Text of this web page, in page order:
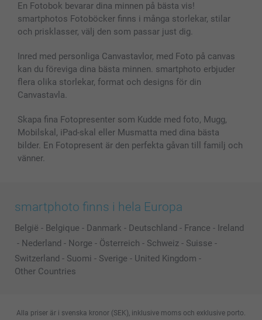
Skal till Mobil & Surfplatta
MyNameBook
Fotoramar & Tillbehör
Presentkort
Alla fotoprodukter
Sitemap
Villkor och garantier
smartbonus
Priser & betalning
En Fotobok bevarar dina minnen på bästa vis!
smartphotos Fotoböcker finns i många storlekar, stilar
och prisklasser, välj den som passar just dig.
Inred med personliga Canvastavlor, med Foto på canvas
kan du föreviga dina bästa minnen. smartphoto erbjuder
flera olika storlekar, format och designs för din
Canvastavla.
Skapa fina Fotopresenter som Kudde med foto, Mugg,
Mobilskal, iPad-skal eller Musmatta med dina bästa
bilder. En Fotopresent är den perfekta gåvan till familj och
vänner.
smartphoto finns i hela Europa
België - Belgique - Danmark - Deutschland - France - Ireland
- Nederland - Norge - Österreich - Schweiz - Suisse -
Switzerland - Suomi - Sverige - United Kingdom -
Other Countries
Alla priser är i svenska kronor (SEK), inklusive moms och exklusive porto.